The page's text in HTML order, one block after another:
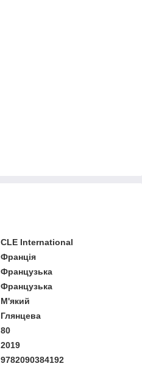
CLE International
Франція
Французька
Французька
М'який
Глянцева
80
2019
9782090384192